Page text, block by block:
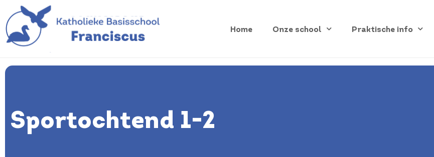
Home Onze school Praktische info
Sportochtend 1-2